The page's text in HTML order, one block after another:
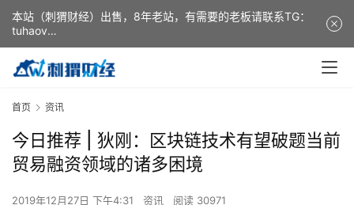
首页 资讯
今日推荐 | 狄刚：区块链技术有望破题当前
贸易融资领域的诸多困境
2019年12月27日 下午4:31 资讯 阅读 30971
本站（刺猬财经）出售，8年老站，有需要的老板请联系TG：
tuhaov
This website (ciweicaijing) is for sale. It is a 8-year-old
website. If you need it, please contact TG: tuhaov